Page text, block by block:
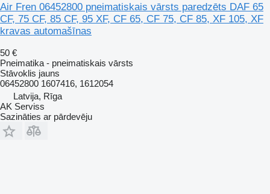
Air Fren 06452800 pneimatiskais vārsts paredzēts DAF 65
CF, 75 CF, 85 CF, 95 XF, CF 65, CF 75, CF 85, XF 105, XF
kravas automašīnas
50 €
Pneimatika - pneimatiskais vārsts
Stāvoklis jauns
06452800 1607416, 1612054
Latvija, Rīga
AK Serviss
Sazināties ar pārdevēju